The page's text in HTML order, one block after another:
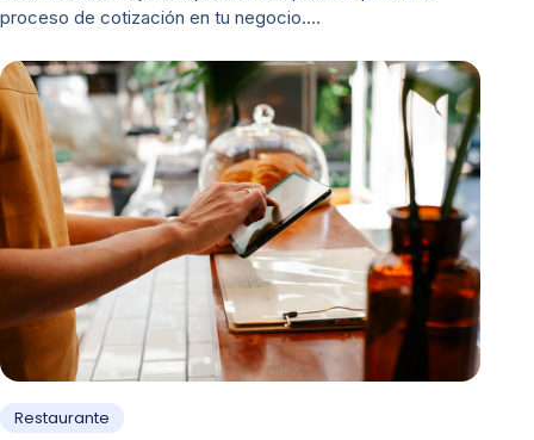
proceso de cotización en tu negocio.…
Restaurante